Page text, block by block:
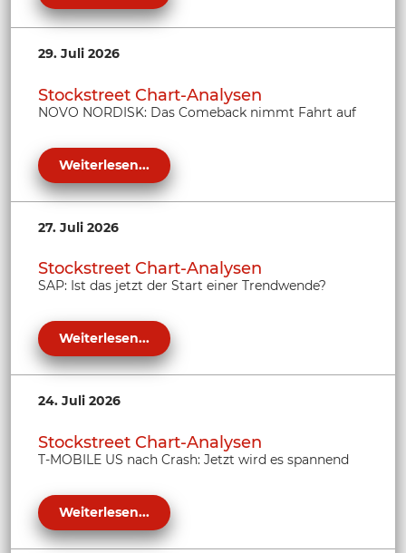
29. Juli 2026
Stockstreet Chart-Analysen
NOVO NORDISK: Das Comeback nimmt Fahrt auf
Weiterlesen...
27. Juli 2026
Stockstreet Chart-Analysen
SAP: Ist das jetzt der Start einer Trendwende?
Weiterlesen...
24. Juli 2026
Stockstreet Chart-Analysen
T-MOBILE US nach Crash: Jetzt wird es spannend
Weiterlesen...